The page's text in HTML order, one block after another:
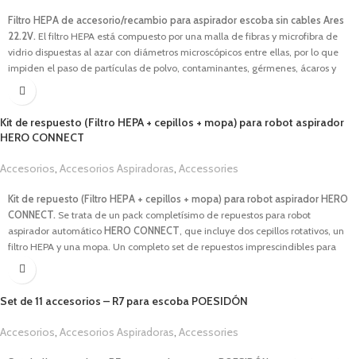
Filtro HEPA de accesorio/recambio para aspirador escoba sin cables Ares
22.2V. El filtro HEPA está compuesto por una malla de fibras y microfibra de
vidrio dispuestas al azar con diámetros microscópicos entre ellas, por lo que
impiden el paso de partículas de polvo, contaminantes, gérmenes, ácaros y
polen. El filtro HEPA filtra el aire aspirado por la aspiradora y lo purifica al
mismo tiempo, por lo que reduce la presencia de alérgenos y partículas en el
hogar, permitiendo una mayor pureza del aire. Prolonga la vida útil de tu
equipo con el repuesto de filtro HEPA para aspirador Ares 22.2V
, el
Kit de respuesto (Filtro HEPA + cepillos + mopa) para robot aspirador
HERO CONNECT
Accesorios, Accesorios Aspiradoras, Accessories
Kit de repuesto (Filtro HEPA + cepillos + mopa) para robot aspirador HERO
CONNECT. Se trata de un pack completísimo de repuestos para robot
aspirador automático HERO CONNECT, que incluye dos cepillos rotativos, un
filtro HEPA y una mopa. Un completo set de repuestos imprescindibles para
un mantenimiento en óptimas condiciones de esos mismos accesorios, así
como de nuestro robot aspirador inteligente
tenerlo a mano ante cualquier imprevisto. Se recomienda la sustitución de
accesorios (cada cierto tiempo y dependiendo del uso que se le dé al robot
aspirador) para prolongar la vida útil del robot y conseguir la máxima
eficiencia de limpieza y cuidado de tu hogar.
Set de 11 accesorios – R7 para escoba POESIDÓN
Accesorios, Accesorios Aspiradoras, Accessories